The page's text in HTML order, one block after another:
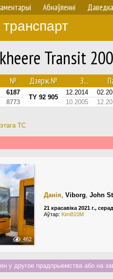
Абнаўленнi Даведка
Transit
№ Дзярж.№ З...
6187
TY 92 905
12.2014
8773 10.2005
ТС
462
Данія, Viborg, John
21 красавіка 2021 г.,
Аўтар: KimB10M
у другое прадпрыемства або на